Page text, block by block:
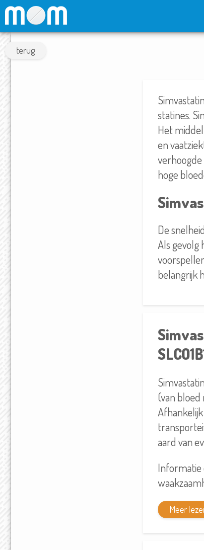
terug
statines.
Het
en
hoge
De
Als gevolg
belangrijk
(van bloed
aard van
Informatie
Meer